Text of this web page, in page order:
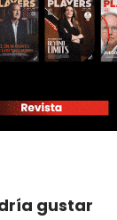
gustar